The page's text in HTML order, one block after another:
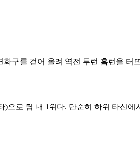
구를 걷어 올려 역전 투런 홈런을 터
으로 팀 내 1위다. 단순히 하위 타선